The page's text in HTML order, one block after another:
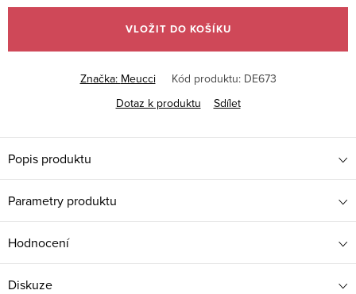
cena:
VLOŽIT DO KOŠÍKU
Značka: Meucci Kód produktu: DE673
Dotaz k produktu
Sdílet
Popis produktu
Parametry produktu
Hodnocení
Diskuze